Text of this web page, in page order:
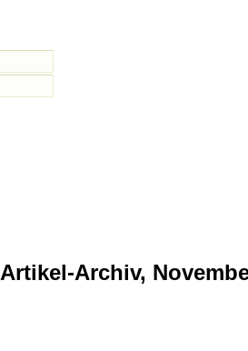
Artikel-Archiv,